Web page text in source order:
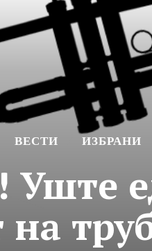
ВЕСТИ ИЗБРАНИ
Уште